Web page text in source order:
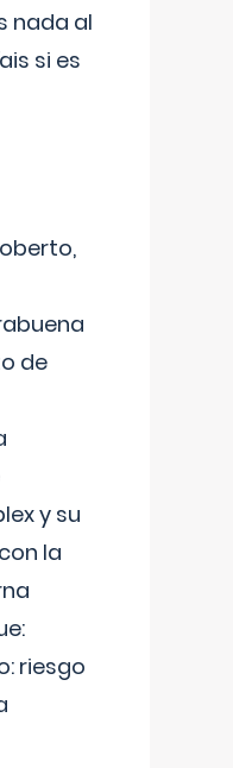
nada al
si es
de
y su
la
riesgo